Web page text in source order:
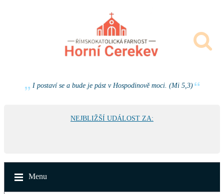
I postaví se a bude je pást v Hospodinově moci. (Mi 5,3)
NEJBLIŽŠÍ UDÁLOST ZA:
Menu